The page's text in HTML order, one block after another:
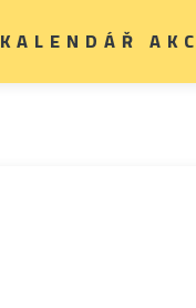
KALENDÁŘ